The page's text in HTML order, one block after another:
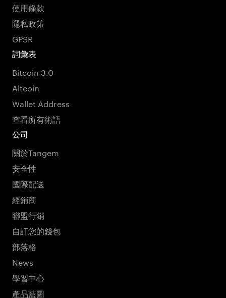
使用條款
隱私政策
GPSR
詞彙表
Bitcoin 3.0
Altcoin
Wallet Address
查看所有術語
公司
關於Tangem
安全性
國際配送
經銷商
聯盟行銷
自訂您的錢包
部落格
News
學習中心
產品藍圖